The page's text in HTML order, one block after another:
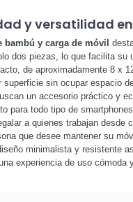
y versatilidad
bambú y carga de móvil
dos piezas, lo que facilita su
de aproximadamente 8 x
superficie sin ocupar espacio
un accesorio práctico y
para todo tipo de
a quienes trabajan desde
que desee mantener su
minimalista y resistente
experiencia de uso cómoda